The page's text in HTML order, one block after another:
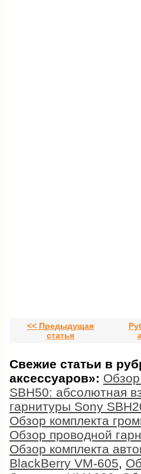
<< Предыдущая
статья
Свежие статьи в
аксессуаров»:
SBH50: абсолютная
гарнитуры Sony
Обзор комплекта
Обзор проводной
Обзор комплекта
BlackBerry VM-605,